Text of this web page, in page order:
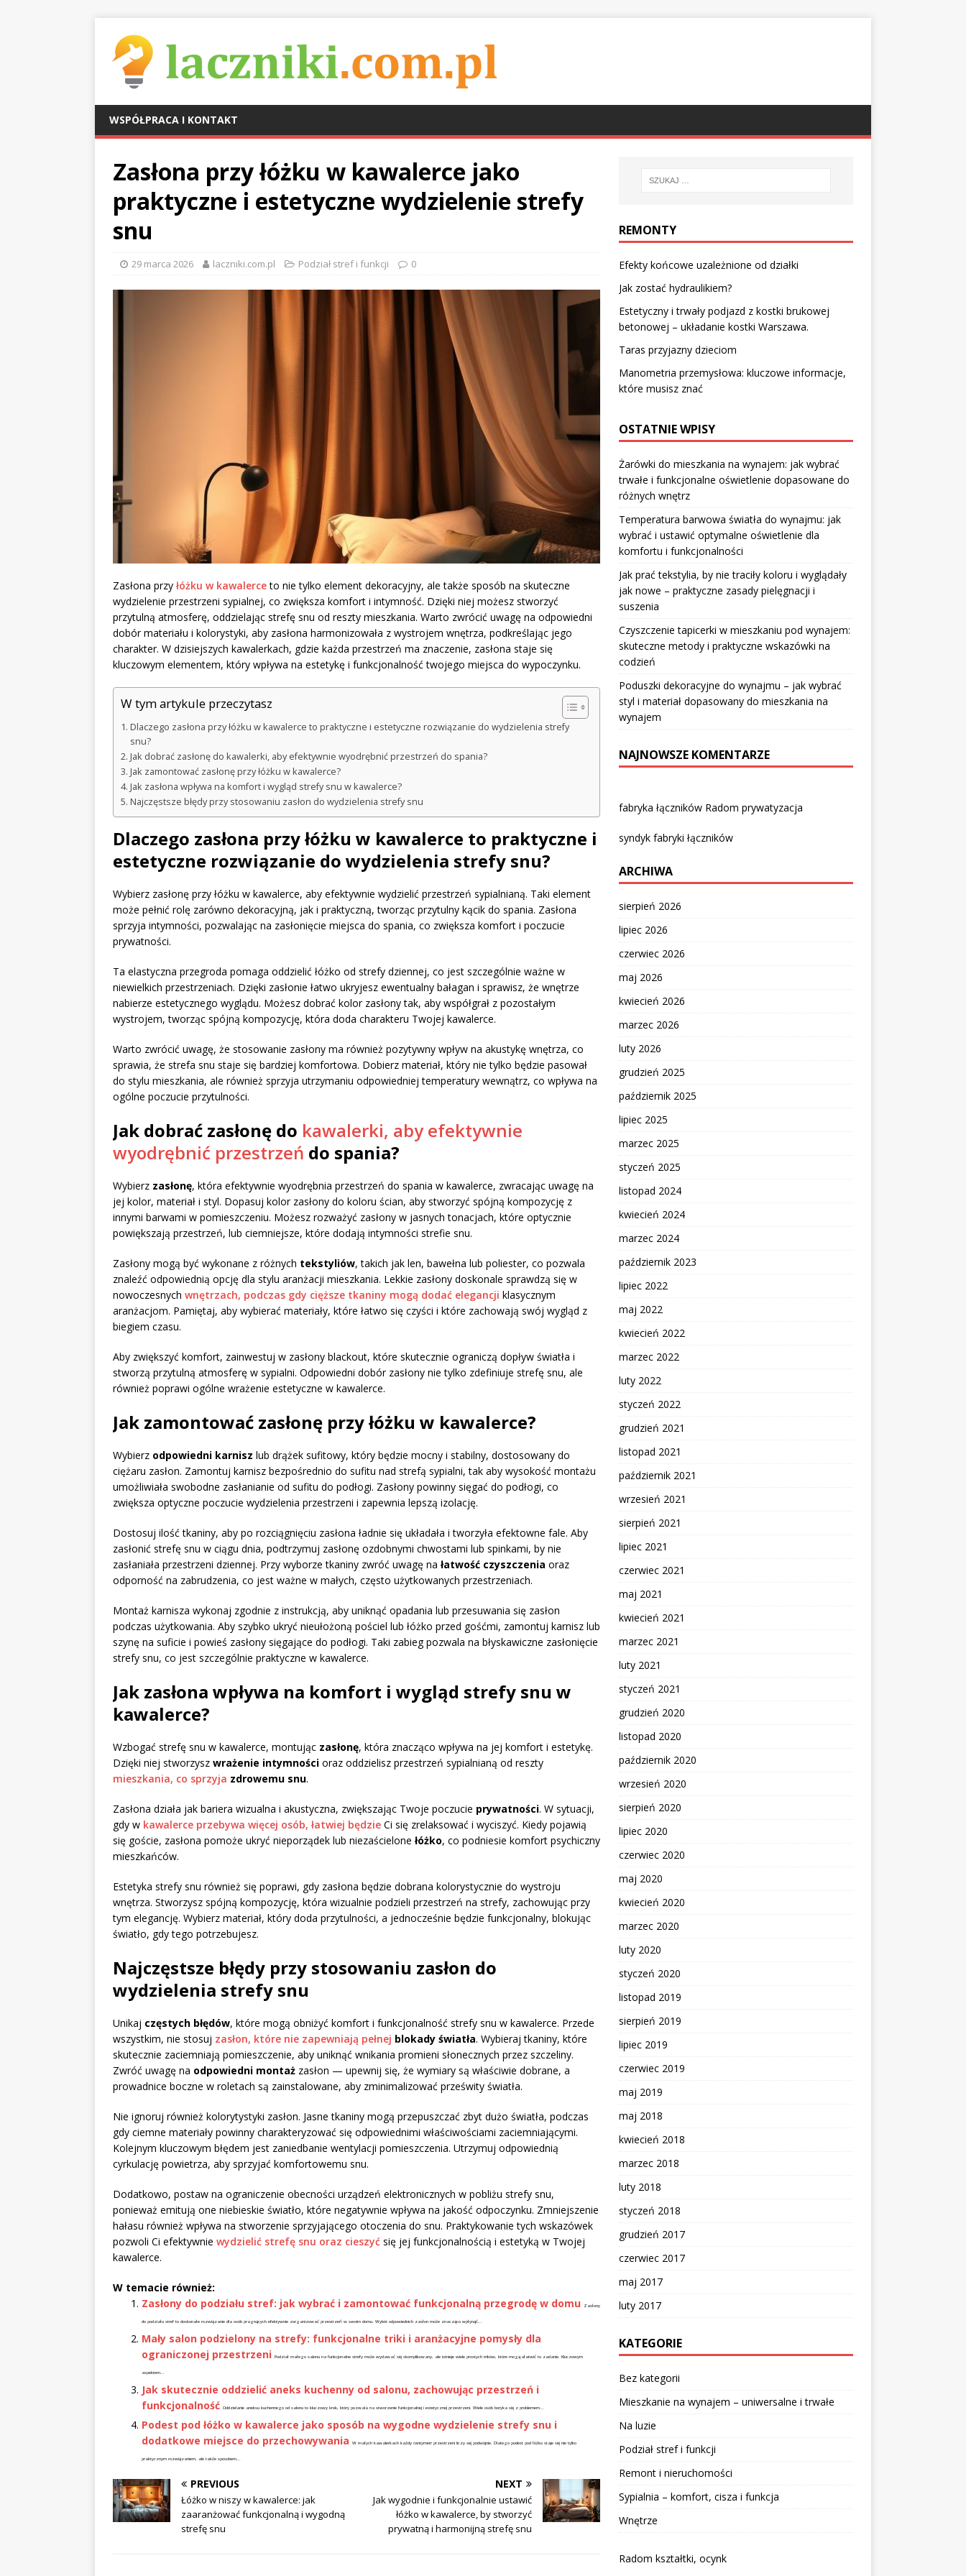
WSPÓŁPRACA I KONTAKT
Zasłona przy łóżku w kawalerce jako
praktyczne i estetyczne wydzielenie strefy
snu
29 marca 2026 laczniki.com.pl Podział stref i funkcji 0
Zasłona przy łóżku w kawalerceto nie tylko element dekoracyjny, ale także sposób na skuteczne
wydzielenie przestrzeni sypialnej, co zwiększa komfort i intymność. Dzięki niej możesz stworzyć
przytulną atmosferę, oddzielając strefę snu od reszty mieszkania. Warto zwrócić uwagę na odpowiedni
dobór materiału i kolorystyki, aby zasłona harmonizowała z wystrojem wnętrza, podkreślając jego
charakter. W dzisiejszych kawalerkach, gdzie każda przestrzeń ma znaczenie, zasłona staje się
kluczowym elementem, który wpływa na estetykę i funkcjonalność twojego miejsca do wypoczynku.
W tym artykule przeczytasz
Dlaczego zasłona przy łóżku w kawalerce to praktyczne i estetyczne rozwiązanie do wydzielenia strefy
snu?
Jak dobrać zasłonę do kawalerki, aby efektywnie wyodrębnić przestrzeń do spania?
Jak zamontować zasłonę przy łóżku w kawalerce?
Jak zasłona wpływa na komfort i wygląd strefy snu w kawalerce?
Najczęstsze błędy przy stosowaniu zasłon do wydzielenia strefy snu
Dlaczego zasłona przy łóżku w kawalerce to praktyczne i
estetyczne rozwiązanie do wydzielenia strefy snu?
Wybierz zasłonę przy łóżku w kawalerce, aby efektywnie wydzielić przestrzeń sypialnianą. Taki element
może pełnić rolę zarówno dekoracyjną, jak i praktyczną, tworząc przytulny kącik do spania. Zasłona
sprzyja intymności, pozwalając na zasłonięcie miejsca do spania, co zwiększa komfort i poczucie
prywatności.
Ta elastyczna przegroda pomaga oddzielić łóżko od strefy dziennej, co jest szczególnie ważne w
niewielkich przestrzeniach. Dzięki zasłonie łatwo ukryjesz ewentualny bałagan i sprawisz, że wnętrze
nabierze estetycznego wyglądu. Możesz dobrać kolor zasłony tak, aby współgrał z pozostałym
wystrojem, tworząc spójną kompozycję, która doda charakteru Twojej kawalerce.
Warto zwrócić uwagę, że stosowanie zasłony ma również pozytywny wpływ na akustykę wnętrza, co
sprawia, że strefa snu staje się bardziej komfortowa. Dobierz materiał, który nie tylko będzie pasował
do stylu mieszkania, ale również sprzyja utrzymaniu odpowiedniej temperatury wewnątrz, co wpływa na
ogólne poczucie przytulności.
Jak dobrać zasłonę do kawalerki, aby efektywnie
wyodrębnić przestrzeń do spania?
Wybierz zasłonę, która efektywnie wyodrębnia przestrzeń do spania w kawalerce, zwracając uwagę na
jej kolor, materiał i styl. Dopasuj kolor zasłony do koloru ścian, aby stworzyć spójną kompozycję z
innymi barwami w pomieszczeniu. Możesz rozważyć zasłony w jasnych tonacjach, które optycznie
powiększają przestrzeń, lub ciemniejsze, które dodają intymności strefie snu.
Zasłony mogą być wykonane z różnych tekstyliów, takich jak len, bawełna lub poliester, co pozwala
znaleźć odpowiednią opcję dla stylu aranżacji mieszkania. Lekkie zasłony doskonale sprawdzą się w
nowoczesnych wnętrzach, podczas gdy cięższe tkaniny mogą dodać elegancji klasycznym
aranżacjom. Pamiętaj, aby wybierać materiały, które łatwo się czyści i które zachowają swój wygląd z
biegiem czasu.
Aby zwiększyć komfort, zainwestuj w zasłony blackout, które skutecznie ograniczą dopływ światła i
stworzą przytulną atmosferę w sypialni. Odpowiedni dobór zasłony nie tylko zdefiniuje strefę snu, ale
również poprawi ogólne wrażenie estetyczne w kawalerce.
Jak zamontować zasłonę przy łóżku w kawalerce?
Wybierz odpowiedni karnisz lub drążek sufitowy, który będzie mocny i stabilny, dostosowany do
ciężaru zasłon. Zamontuj karnisz bezpośrednio do sufitu nad strefą sypialni, tak aby wysokość montażu
umożliwiała swobodne zasłanianie od sufitu do podłogi. Zasłony powinny sięgać do podłogi, co
zwiększa optyczne poczucie wydzielenia przestrzeni i zapewnia lepszą izolację.
Dostosuj ilość tkaniny, aby po rozciągnięciu zasłona ładnie się układała i tworzyła efektowne fale. Aby
zasłonić strefę snu w ciągu dnia, podtrzymuj zasłonę ozdobnymi chwostami lub spinkami, by nie
zasłaniała przestrzeni dziennej. Przy wyborze tkaniny zwróć uwagę na łatwość czyszczenia oraz
odporność na zabrudzenia, co jest ważne w małych, często użytkowanych przestrzeniach.
Montaż karnisza wykonaj zgodnie z instrukcją, aby uniknąć opadania lub przesuwania się zasłon
podczas użytkowania. Aby szybko ukryć nieułożoną pościel lub łóżko przed gośćmi, zamontuj karnisz lub
szynę na suficie i powieś zasłony sięgające do podłogi. Taki zabieg pozwala na błyskawiczne zasłonięcie
strefy snu, co jest szczególnie praktyczne w kawalerce.
Jak zasłona wpływa na komfort i wygląd strefy snu w
kawalerce?
Wzbogać strefę snu w kawalerce, montując zasłonę, która znacząco wpływa na jej komfort i estetykę.
Dzięki niej stworzysz wrażenie intymności oraz oddzielisz przestrzeń sypialnianą od reszty
mieszkania, co sprzyja zdrowemu snu.
Zasłona działa jak bariera wizualna i akustyczna, zwiększając Twoje poczucie prywatności. W sytuacji,
gdy w kawalerce przebywa więcej osób, łatwiej będzie Ci się zrelaksować i wyciszyć. Kiedy pojawią
się goście, zasłona pomoże ukryć nieporządek lub niezaścielone łóżko, co podniesie komfort psychiczny
mieszkańców.
Estetyka strefy snu również się poprawi, gdy zasłona będzie dobrana kolorystycznie do wystroju
wnętrza. Stworzysz spójną kompozycję, która wizualnie podzieli przestrzeń na strefy, zachowując przy
tym elegancję. Wybierz materiał, który doda przytulności, a jednocześnie będzie funkcjonalny, blokując
światło, gdy tego potrzebujesz.
Najczęstsze błędy przy stosowaniu zasłon do
wydzielenia strefy snu
Unikaj częstych błędów, które mogą obniżyć komfort i funkcjonalność strefy snu w kawalerce. Przede
wszystkim, nie stosuj zasłon, które nie zapewniają pełnej blokady światła. Wybieraj tkaniny, które
skutecznie zaciemniają pomieszczenie, aby uniknąć wnikania promieni słonecznych przez szczeliny.
Zwróć uwagę na odpowiedni montaż zasłon — upewnij się, że wymiary są właściwie dobrane, a
prowadnice boczne w roletach są zainstalowane, aby zminimalizować prześwity światła.
Nie ignoruj również kolorytystyki zasłon. Jasne tkaniny mogą przepuszczać zbyt dużo światła, podczas
gdy ciemne materiały powinny charakteryzować się odpowiednimi właściwościami zaciemniającymi.
Kolejnym kluczowym błędem jest zaniedbanie wentylacji pomieszczenia. Utrzymuj odpowiednią
cyrkulację powietrza, aby sprzyjać komfortowemu snu.
Dodatkowo, postaw na ograniczenie obecności urządzeń elektronicznych w pobliżu strefy snu,
ponieważ emitują one niebieskie światło, które negatywnie wpływa na jakość odpoczynku. Zmniejszenie
hałasu również wpływa na stworzenie sprzyjającego otoczenia do snu. Praktykowanie tych wskazówek
pozwoli Ci efektywnie wydzielić strefę snu oraz cieszyć się jej funkcjonalnością i estetyką w Twojej
kawalerce.
W temacie również:
Zasłony do podziału stref: jak wybrać i zamontować funkcjonalną przegrodę w domu
Zasłony
do podziału stref to doskonałe rozwiązanie dla osób pragnących efektywnie zorganizować przestrzeń w swoim domu. Wybór odpowiednich zasłon może znacząco wpłynąć...
Mały salon podzielony na strefy: funkcjonalne triki i aranżacyjne pomysły dla
ograniczonej przestrzeni
Podział małego salonu na funkcjonalne strefy może wydawać się skomplikowany, ale istnieje wiele prostych trików, które mogą ułatwić to zadanie. Kluczowym
aspektem...
Jak skutecznie oddzielić aneks kuchenny od salonu, zachowując przestrzeń i
funkcjonalność Oddzielanie aneksu kuchennego od salonu to kluczowy krok, który pozwala na stworzenie funkcjonalnej i estetycznej przestrzeni. Wiele osób boryka się z problemem...
Podest pod łóżko w kawalerce jako sposób na wygodne wydzielenie strefy snu i
dodatkowe miejsce do przechowywania
W małych kawalerkach każdy centymetr przestrzeni liczy się podwójnie. Dlatego podest pod łóżko staje się nie tylko
praktycznym rozwiązaniem, ale także sposobem...
PREVIOUS
Łóżko w niszy w kawalerce: jak
zaaranżować funkcjonalną i wygodną
strefę snu
NEXT
Jak wygodnie i funkcjonalnie ustawić
łóżko w kawalerce, by stworzyć
prywatną i harmonijną strefę snu
REMONTY
Efekty końcowe uzależnione od działki
Jak zostać hydraulikiem?
Estetyczny i trwały podjazd z kostki brukowej
betonowej – układanie kostki Warszawa.
Taras przyjazny dzieciom
Manometria przemysłowa: kluczowe informacje,
które musisz znać
OSTATNIE WPISY
Żarówki do mieszkania na wynajem: jak wybrać
trwałe i funkcjonalne oświetlenie dopasowane do
różnych wnętrz
Temperatura barwowa światła do wynajmu: jak
wybrać i ustawić optymalne oświetlenie dla
komfortu i funkcjonalności
Jak prać tekstylia, by nie traciły koloru i wyglądały
jak nowe – praktyczne zasady pielęgnacji i
suszenia
Czyszczenie tapicerki w mieszkaniu pod wynajem:
skuteczne metody i praktyczne wskazówki na
codzień
Poduszki dekoracyjne do wynajmu – jak wybrać
styl i materiał dopasowany do mieszkania na
wynajem
NAJNOWSZE KOMENTARZE
fabryka łączników Radom prywatyzacja
syndyk fabryki łączników
ARCHIWA
sierpień 2026
lipiec 2026
czerwiec 2026
maj 2026
kwiecień 2026
marzec 2026
luty 2026
grudzień 2025
październik 2025
lipiec 2025
marzec 2025
styczeń 2025
listopad 2024
kwiecień 2024
marzec 2024
październik 2023
lipiec 2022
maj 2022
kwiecień 2022
marzec 2022
luty 2022
styczeń 2022
grudzień 2021
listopad 2021
październik 2021
wrzesień 2021
sierpień 2021
lipiec 2021
czerwiec 2021
maj 2021
kwiecień 2021
marzec 2021
luty 2021
styczeń 2021
grudzień 2020
listopad 2020
październik 2020
wrzesień 2020
sierpień 2020
lipiec 2020
czerwiec 2020
maj 2020
kwiecień 2020
marzec 2020
luty 2020
styczeń 2020
listopad 2019
sierpień 2019
lipiec 2019
czerwiec 2019
maj 2019
maj 2018
kwiecień 2018
marzec 2018
luty 2018
styczeń 2018
grudzień 2017
czerwiec 2017
maj 2017
luty 2017
KATEGORIE
Bez kategorii
Mieszkanie na wynajem – uniwersalne i trwałe
Na luzie
Podział stref i funkcji
Remont i nieruchomości
Sypialnia – komfort, cisza i funkcja
Wnętrze
Radom kształtki, ocynk